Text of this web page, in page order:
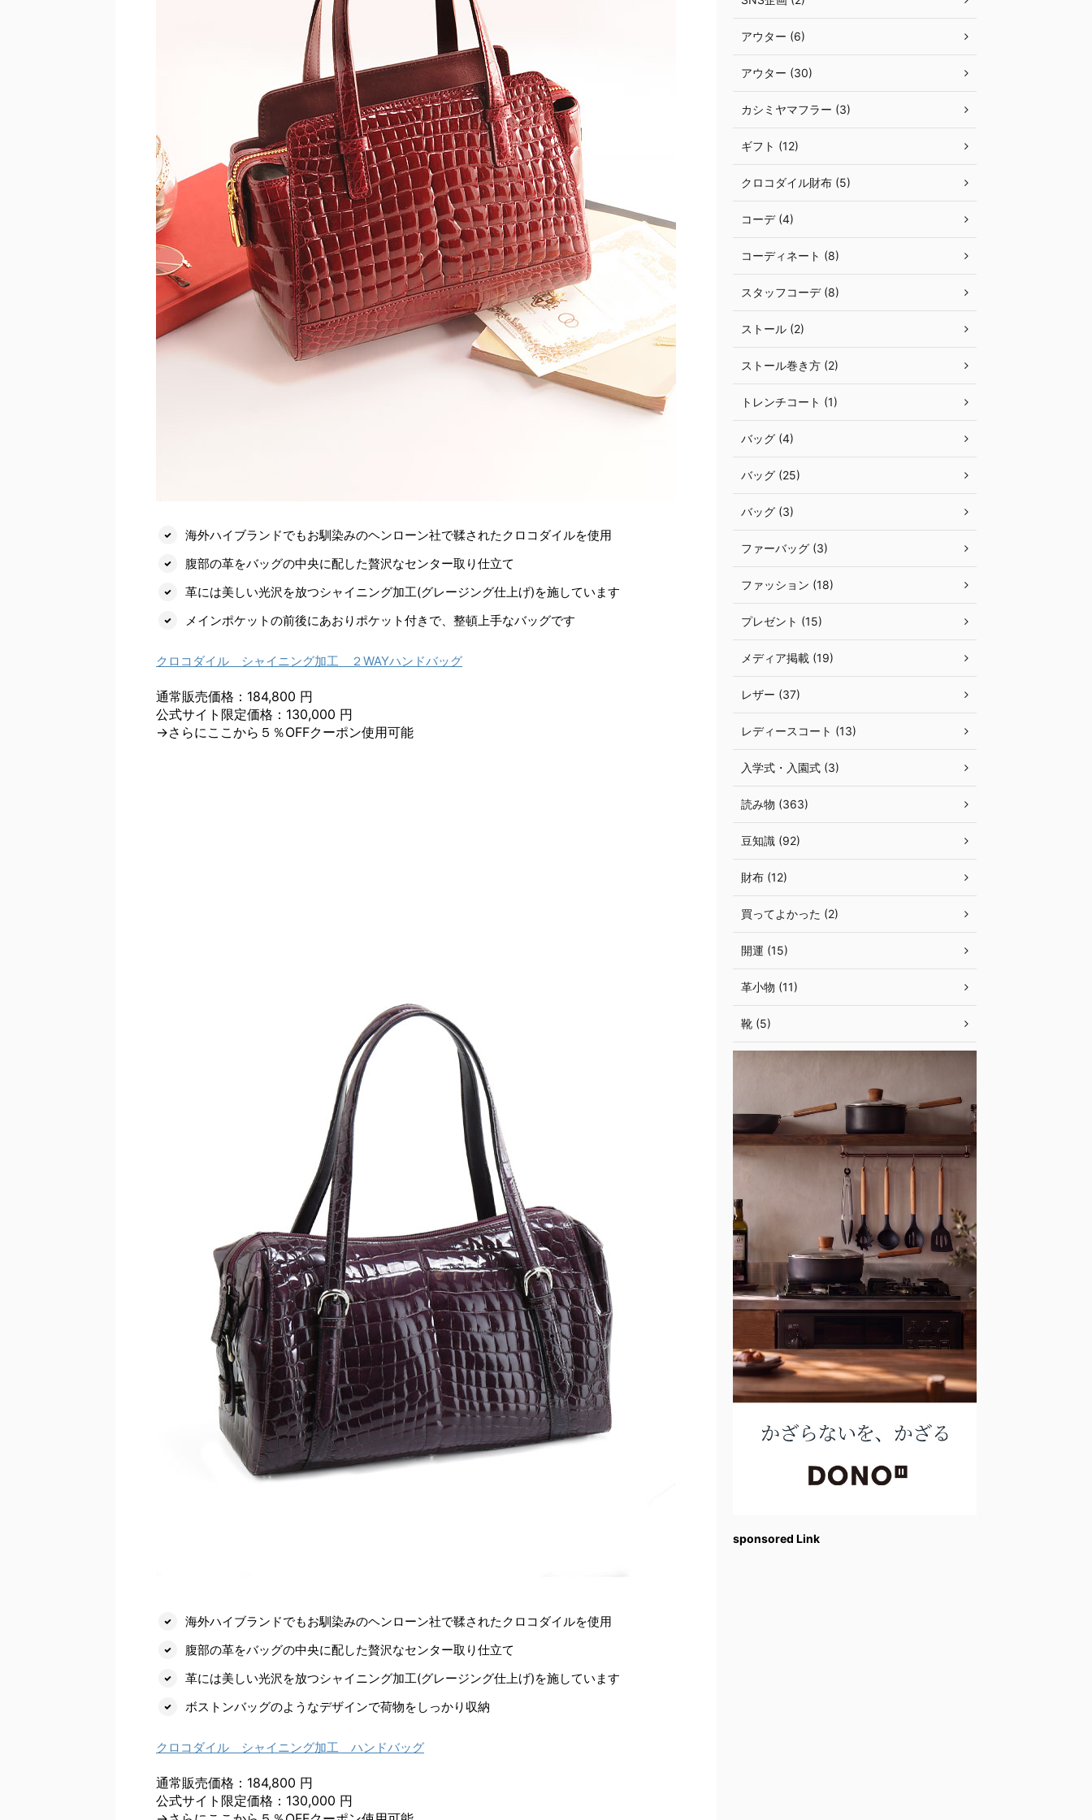
海外ハイブランドでもお馴染みのヘンローン社で鞣されたクロコダイルを使用
腹部の革をバッグの中央に配した贅沢なセンター取り仕立て
革には美しい光沢を放つシャイニング加工(グレージング仕上げ)を施しています
メインポケットの前後にあおりポケット付きで、整頓上手なバッグです
クロコダイル シャイニング加工 ２WAYハンドバッグ
通常販売価格：184,800 円
公式サイト限定価格：130,000 円
→さらにここから５％OFFクーポン使用可能
海外ハイブランドでもお馴染みのヘンローン社で鞣されたクロコダイルを使用
腹部の革をバッグの中央に配した贅沢なセンター取り仕立て
革には美しい光沢を放つシャイニング加工(グレージング仕上げ)を施しています
ボストンバッグのようなデザインで荷物をしっかり収納
クロコダイル シャイニング加工 ハンドバッグ
通常販売価格：184,800 円
公式サイト限定価格：130,000 円
アウター (6)
アウター (30)
カシミヤマフラー (3)
ギフト (12)
クロコダイル財布 (5)
コーデ (4)
コーディネート (8)
スタッフコーデ (8)
ストール (2)
ストール巻き方 (2)
トレンチコート (1)
バッグ (4)
バッグ (25)
バッグ (3)
ファーバッグ (3)
ファッション (18)
プレゼント (15)
メディア掲載 (19)
レザー (37)
レディースコート (13)
入学式・入園式 (3)
読み物 (363)
豆知識 (92)
財布 (12)
買ってよかった (2)
開運 (15)
革小物 (11)
靴 (5)
sponsored Link